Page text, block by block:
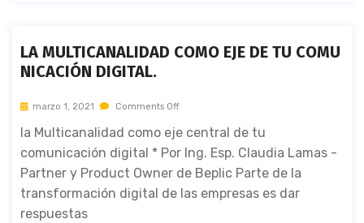
LA MULTICANALIDAD COMO EJE DE TU COMU
NICACIÓN DIGITAL.
marzo 1, 2021 Comments Off
la Multicanalidad como eje central de tu
comunicación digital * Por Ing. Esp. Claudia Lamas -
Partner y Product Owner de Beplic Parte de la
transformación digital de las empresas es dar
respuestas